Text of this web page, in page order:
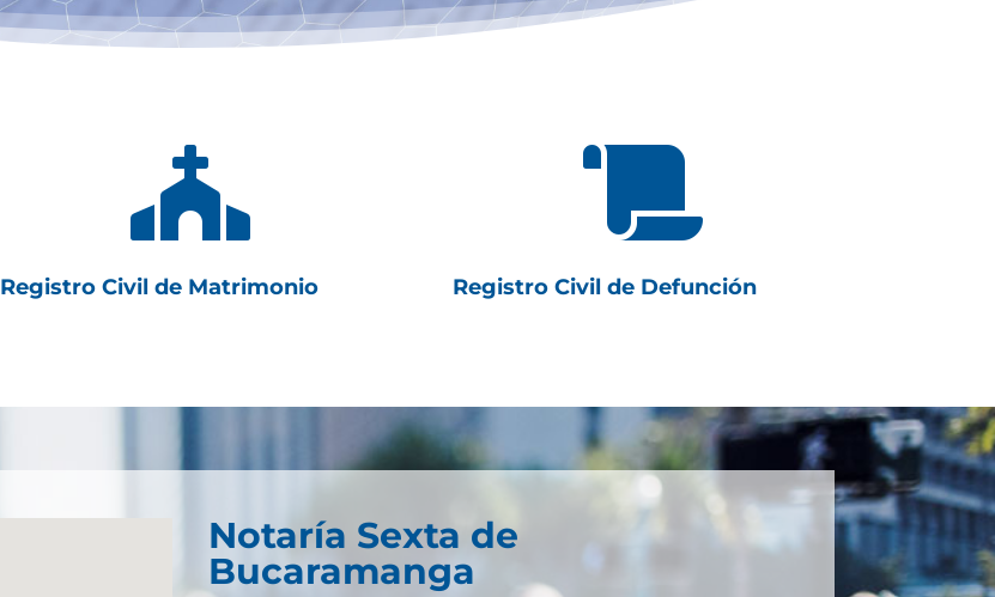

Registro Civil de Matrimonio

Registro Civil de Defunción
Notaría Sexta de
Bucaramanga